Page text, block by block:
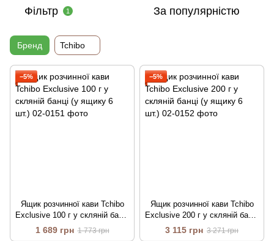
Фільтр 1 За популярністю
Бренд Tchibo
−5%
Ящик розчинної кави Tchibo
Exclusive 100 г у скляній банці
(у ящику 6 шт.)
1 689 грн 1 773 грн
−5%
Ящик розчинної кави Tchibo
Exclusive 200 г у скляній банці
(у ящику 6 шт.)
3 115 грн 3 271 грн